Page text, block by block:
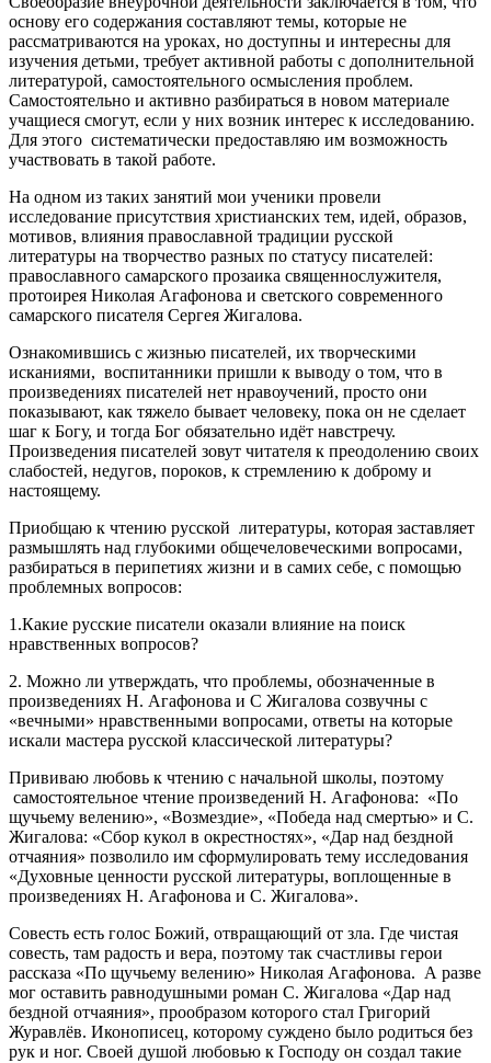
основу его содержания составляют темы, которые не
рассматриваются на уроках, но доступны и интересны для
изучения детьми, требует активной работы с дополнительной
литературой, самостоятельного осмысления проблем.
Самостоятельно и активно разбираться в новом материале
учащиеся смогут, если у них возник интерес к исследованию.
Для этого систематически предоставляю им возможность
участвовать в такой работе.
На одном из таких занятий мои ученики провели
исследование присутствия христианских тем, идей, образов,
мотивов, влияния православной традиции русской
литературы на творчество разных по статусу писателей:
православного самарского прозаика священнослужителя,
протоирея Николая Агафонова и светского современного
самарского писателя Сергея Жигалова.
Ознакомившись с жизнью писателей, их творческими
исканиями, воспитанники пришли к выводу о том, что в
произведениях писателей нет нравоучений, просто они
показывают, как тяжело бывает человеку, пока он не сделает
шаг к Богу, и тогда Бог обязательно идёт навстречу.
Произведения писателей зовут читателя к преодолению своих
слабостей, недугов, пороков, к стремлению к доброму и
настоящему.
Приобщаю к чтению русской литературы, которая заставляет
размышлять над глубокими общечеловеческими вопросами,
разбираться в перипетиях жизни и в самих себе, с помощью
проблемных вопросов:
1.Какие русские писатели оказали влияние на поиск
нравственных вопросов?
2. Можно ли утверждать, что проблемы, обозначенные в
произведениях Н. Агафонова и С Жигалова созвучны с
«вечными» нравственными вопросами, ответы на которые
искали мастера русской классической литературы?
Прививаю любовь к чтению с начальной школы, поэтому
самостоятельное чтение произведений Н. Агафонова: «По
щучьему велению», «Возмездие», «Победа над смертью» и С.
Жигалова: «Сбор кукол в окрестностях», «Дар над бездной
отчаяния» позволило им сформулировать тему исследования
«Духовные ценности русской литературы, воплощенные в
произведениях Н. Агафонова и С. Жигалова».
Совесть есть голос Божий, отвращающий от зла. Где чистая
совесть, там радость и вера, поэтому так счастливы герои
рассказа «По щучьему велению» Николая Агафонова. А разве
мог оставить равнодушными роман С. Жигалова «Дар над
бездной отчаяния», прообразом которого стал Григорий
Журавлёв. Иконописец, которому суждено было родиться без
рук и ног. Своей душой любовью к Господу он создал такие